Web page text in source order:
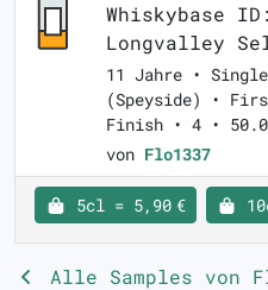
Whiskybase
Longvalley
11 Jahre •
(Speyside) •
Finish • 4 •
von Flo1337
5cl = 5,90 €
Alle Samples von